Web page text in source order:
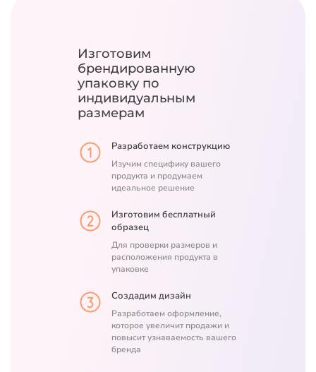
Изготовим
брендированную
упаковку по
индивидуальным
размерам
Разработаем конструкцию
Изучим специфику вашего
продукта и продумаем
идеальное решение
Изготовим бесплатный
образец
Для проверки размеров и
расположения продукта в
упаковке
Создадим дизайн
Разработаем оформление,
которое увеличит продажи и
повысит узнаваемость вашего
бренда